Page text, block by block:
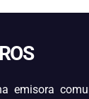
emisora